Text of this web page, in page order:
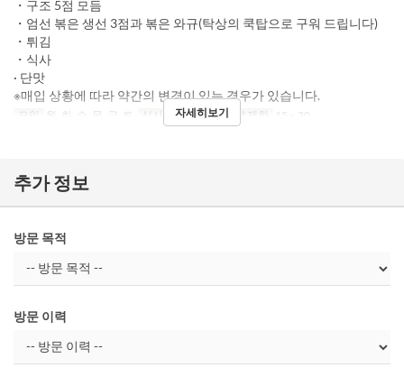
・구조 5점 모듬
・엄선 볶은 생선 3점과 볶은 와규(탁상의 쿡탑으로 구워 드립니다)
・튀김
・식사
· 단맛
※매입 상황에 따라 약간의 변경이 있는 경우가 있습니다.
요일 월, 화, 수, 목, 금, 토 식사 저녁 주문 수량 제한 15 ~ 30
자세히보기
추가 정보
방문 목적
방문 이력